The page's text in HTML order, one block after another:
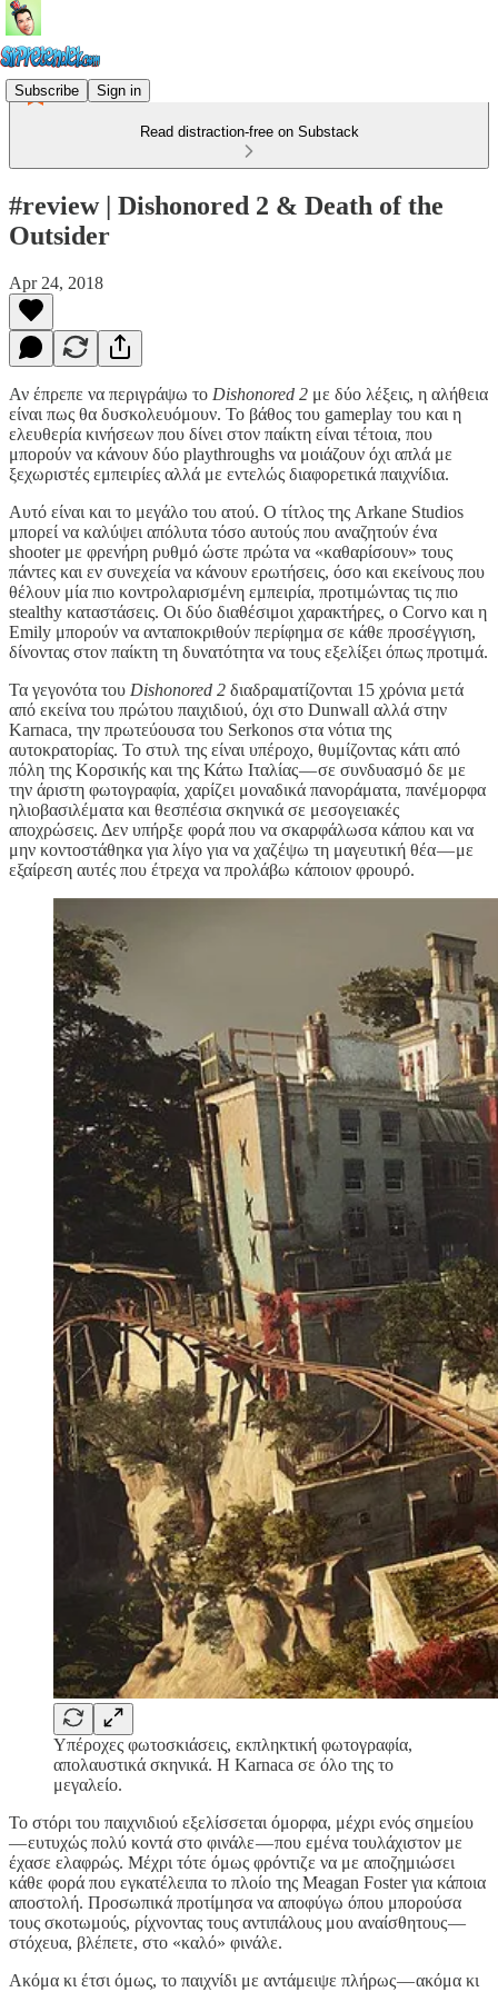
Subscribe Sign in
Read distraction-free on Substack
#review | Dishonored 2 & Death of the
Outsider
Apr 24, 2018
Αν έπρεπε να περιγράψω το Dishonored 2 με δύο λέξεις, η αλήθεια
είναι πως θα δυσκολευόμουν. Το βάθος του gameplay του και η
ελευθερία κινήσεων που δίνει στον παίκτη είναι τέτοια, που
μπορούν να κάνουν δύο playthroughs να μοιάζουν όχι απλά με
ξεχωριστές εμπειρίες αλλά με εντελώς διαφορετικά παιχνίδια.
Αυτό είναι και το μεγάλο του ατού. Ο τίτλος της Arkane Studios
μπορεί να καλύψει απόλυτα τόσο αυτούς που αναζητούν ένα
shooter με φρενήρη ρυθμό ώστε πρώτα να «καθαρίσουν» τους
πάντες και εν συνεχεία να κάνουν ερωτήσεις, όσο και εκείνους που
θέλουν μία πιο κοντρολαρισμένη εμπειρία, προτιμώντας τις πιο
stealthy καταστάσεις. Οι δύο διαθέσιμοι χαρακτήρες, ο Corvo και η
Emily μπορούν να ανταποκριθούν περίφημα σε κάθε προσέγγιση,
δίνοντας στον παίκτη τη δυνατότητα να τους εξελίξει όπως προτιμά.
Τα γεγονότα του Dishonored 2 διαδραματίζονται 15 χρόνια μετά
από εκείνα του πρώτου παιχιδιού, όχι στο Dunwall αλλά στην
Karnaca, την πρωτεύουσα του Serkonos στα νότια της
αυτοκρατορίας. Το στυλ της είναι υπέροχο, θυμίζοντας κάτι από
πόλη της Κορσικής και της Κάτω Ιταλίας — σε συνδυασμό δε με
την άριστη φωτογραφία, χαρίζει μοναδικά πανοράματα, πανέμορφα
ηλιοβασιλέματα και θεσπέσια σκηνικά σε μεσογειακές
αποχρώσεις. Δεν υπήρξε φορά που να σκαρφάλωσα κάπου και να
μην κοντοστάθηκα για λίγο για να χαζέψω τη μαγευτική θέα — με
εξαίρεση αυτές που έτρεχα να προλάβω κάποιον φρουρό.
Υπέροχες φωτοσκιάσεις, εκπληκτική φωτογραφία,
απολαυστικά σκηνικά. Η Karnaca σε όλο της το
μεγαλείο.
Το στόρι του παιχνιδιού εξελίσσεται όμορφα, μέχρι ενός σημείου
— ευτυχώς πολύ κοντά στο φινάλε — που εμένα τουλάχιστον με
έχασε ελαφρώς. Μέχρι τότε όμως φρόντιζε να με αποζημιώσει
κάθε φορά που εγκατέλειπα το πλοίο της Meagan Foster για κάποια
αποστολή. Προσωπικά προτίμησα να αποφύγω όπου μπορούσα
τους σκοτωμούς, ρίχνοντας τους αντιπάλους μου αναίσθητους —
στόχευα, βλέπετε, στο «καλό» φινάλε.
Ακόμα κι έτσι όμως, το παιχνίδι με αντάμειψε πλήρως — ακόμα κι